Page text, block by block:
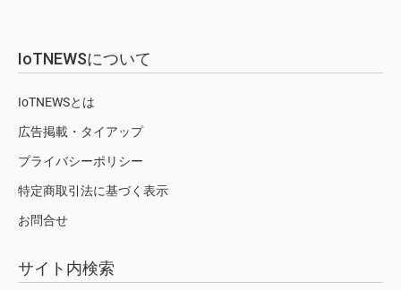
IoTNEWSについて
IoTNEWSとは
広告掲載・タイアップ
プライバシーポリシー
特定商取引法に基づく表示
お問合せ
サイト内検索